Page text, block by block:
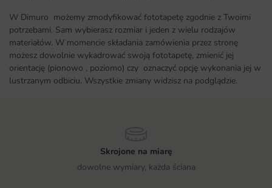
W Dimuro możemy zmodyfikować fototapetę zgodnie z Twoimi
potrzebami. Sam wybierasz rozmiar i jeden z wielu rodzajów
materiałów. W momencie składania zamówienia przez stronę
możesz dowolnie wykadrować swoją fototapetę, zmienić jej
orientację (pionowo , poziomo) czy oznaczyć opcję wykonania jej w
lustrzanym odbiciu. Wszystkie zmiany widzisz na podglądzie.
Skrojone na miarę
dowolne wymiary, każda ściana